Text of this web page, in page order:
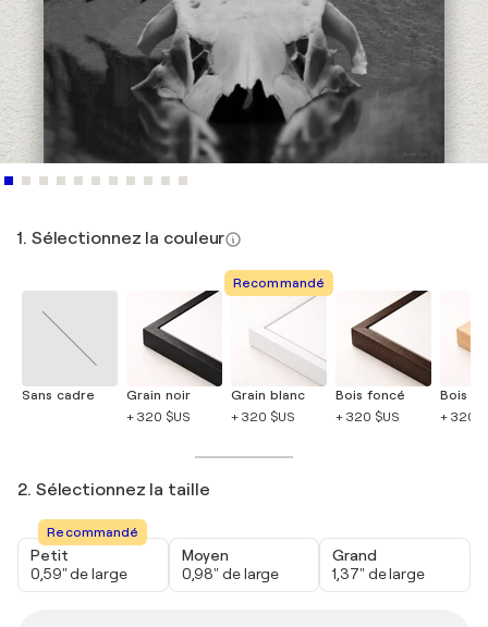
1. Sélectionnez la couleur
Sans cadre
Grain noir
+ 320 $US
Recommandé
Grain blanc
+ 320 $US
Bois foncé
+ 320 $US
Bois
+ 320
2. Sélectionnez la taille
Recommandé
Petit
0,59" de large
Moyen
0,98" de large
Grand
1,37" de large